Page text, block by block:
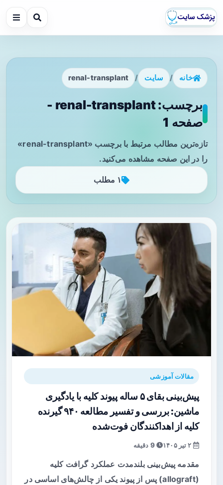
خانه / سایت /
renal-transplant
برچسب: renal-transplant -
صفحه 1
تازه‌ترین مطالب مرتبط با برچسب «renal-transplant»
را در این صفحه مشاهده می‌کنید.
۱ مطلب
مقالات آموزشی
پیش‌بینی بقای ۵ ساله پیوند کلیه با یادگیری
ماشین: بررسی و تفسیر مطالعه ۹۴۰ گیرنده
کلیه از اهداکنندگان فوت‌شده
9 دقیقه
مقدمه پیش‌بینی بلندمدت عملکرد گرافت کلیه
(allograft) پس از پیوند یکی از چالش‌های اساسی در